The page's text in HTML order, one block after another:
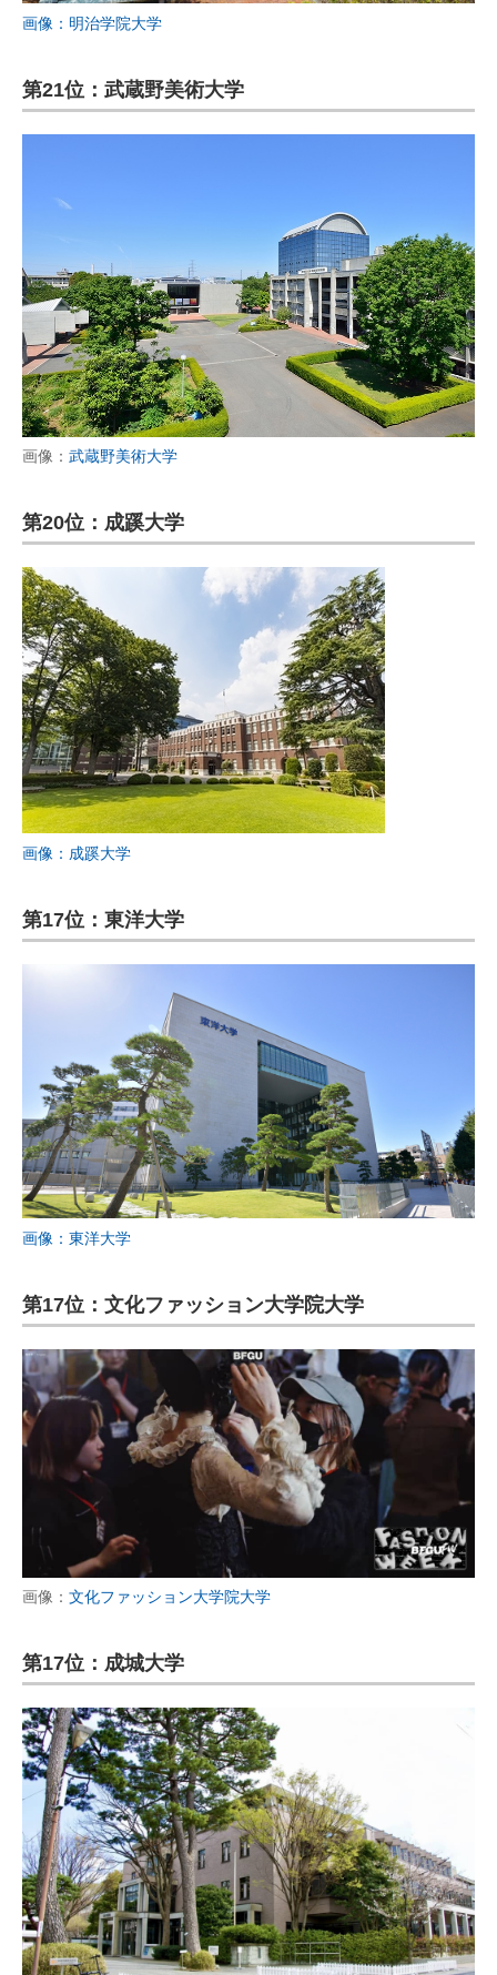
画像：明治学院大学
第21位：武蔵野美術大学
画像： 武蔵野美術大学
第20位：成蹊大学
画像：成蹊大学
第17位：東洋大学
画像：東洋大学
第17位：文化ファッション大学院大学
画像： 文化ファッション大学院大学
第17位：成城大学